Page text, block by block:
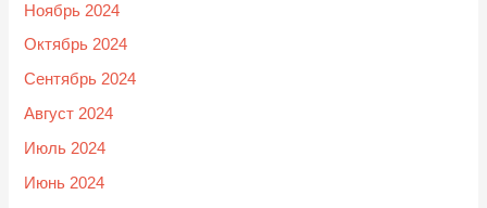
Ноябрь 2024
Октябрь 2024
Сентябрь 2024
Август 2024
Июль 2024
Июнь 2024